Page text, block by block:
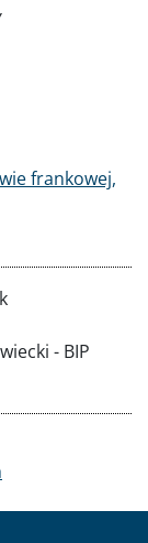
frankowej,
- BIP